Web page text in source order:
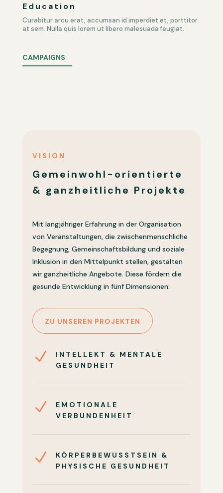
Education
Curabitur arcu erat, accumsan id imperdiet et, porttitor
at sem. Nulla quis lorem ut libero malesuada feugiat.
CAMPAIGNS
VISION
Gemeinwohl-orientierte
& ganzheitliche Projekte
Mit langjähriger Erfahrung in der Organisation
von Veranstaltungen, die zwischenmenschliche
Begegnung, Gemeinschaftsbildung und soziale
Inklusion in den Mittelpunkt stellen, gestalten
wir ganzheitliche Angebote. Diese fördern die
gesunde Entwicklung in fünf Dimensionen:
ZU UNSEREN PROJEKTEN
N
INTELLEKT & MENTALE
GESUNDHEIT
N
EMOTIONALE
VERBUNDENHEIT
N
KÖRPERBEWUSSTSEIN &
PHYSISCHE GESUNDHEIT